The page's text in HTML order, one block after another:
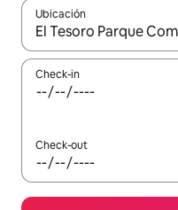
Ubicación
Cuando los resultados
Check-in
Check-out